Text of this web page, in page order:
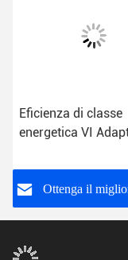
Eficienza di classe
energetica VI
USB con ingresso
uso universale
Ottenga il